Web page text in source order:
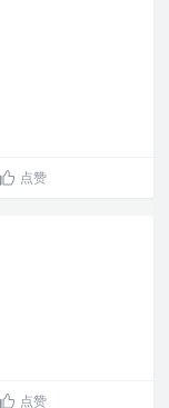
点赞
点赞